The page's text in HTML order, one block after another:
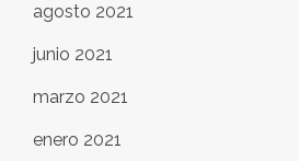
agosto 2021
junio 2021
marzo 2021
enero 2021